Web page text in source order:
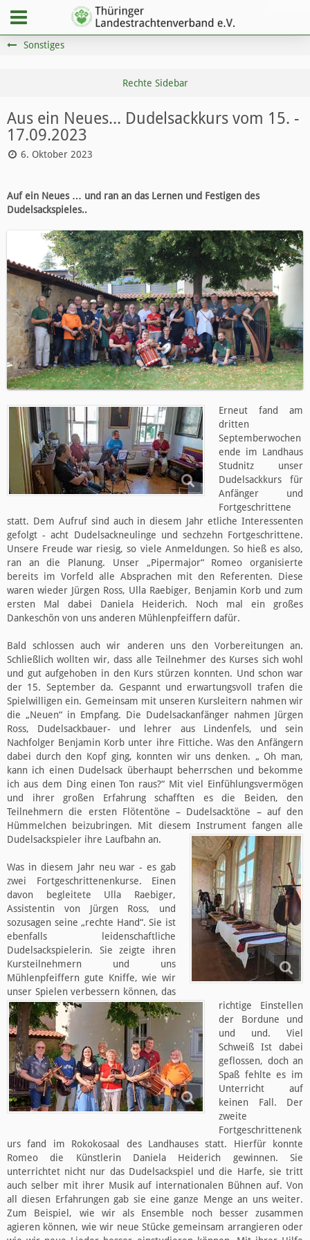
Sonstiges
Aus ein Neues... Dudelsackkurs vom 15. -
17.09.2023
6. Oktober 2023
Auf ein Neues … und ran an das Lernen und Festigen des
Dudelsackspieles..
Erneut fand am
dritten
Septemberwochen
ende im Landhaus
Studnitz unser
Dudelsackkurs für
Anfänger und
Fortgeschrittene
statt. Dem Aufruf sind auch in diesem Jahr etliche Interessenten
gefolgt - acht Dudelsackneulinge und sechzehn Fortgeschrittene.
Unsere Freude war riesig, so viele Anmeldungen. So hieß es also,
ran an die Planung. Unser „Pipermajor“ Romeo organisierte
bereits im Vorfeld alle Absprachen mit den Referenten. Diese
waren wieder Jürgen Ross, Ulla Raebiger, Benjamin Korb und zum
ersten Mal dabei Daniela Heiderich. Noch mal ein großes
Dankeschön von uns anderen Mühlenpfeiffern dafür.
Bald schlossen auch wir anderen uns den Vorbereitungen an.
Schließlich wollten wir, dass alle Teilnehmer des Kurses sich wohl
und gut aufgehoben in den Kurs stürzen konnten. Und schon war
der 15. September da. Gespannt und erwartungsvoll trafen die
Spielwilligen ein. Gemeinsam mit unseren Kursleitern nahmen wir
die „Neuen“ in Empfang. Die Dudelsackanfänger nahmen Jürgen
Ross, Dudelsackbauer- und lehrer aus Lindenfels, und sein
Nachfolger Benjamin Korb unter ihre Fittiche. Was den Anfängern
dabei durch den Kopf ging, konnten wir uns denken. „ Oh man,
kann ich einen Dudelsack überhaupt beherrschen und bekomme
ich aus dem Ding einen Ton raus?“ Mit viel Einfühlungsvermögen
und ihrer großen Erfahrung schafften es die Beiden, den
Teilnehmern die ersten Flötentöne – Dudelsacktöne – auf den
Hümmelchen beizubringen. Mit diesem Instrument fangen alle
Dudelsackspieler ihre Laufbahn an.
Was in diesem Jahr neu war - es gab
zwei Fortgeschrittenenkurse. Einen
davon begleitete Ulla Raebiger,
Assistentin von Jürgen Ross, und
sozusagen seine „rechte Hand“. Sie ist
ebenfalls leidenschaftliche
Dudelsackspielerin. Sie zeigte ihren
Kursteilnehmern und uns
Mühlenpfeiffern gute Kniffe, wie wir
unser Spielen verbessern können, das
richtige Einstellen
der Bordune und
und und. Viel
Schweiß Ist dabei
geflossen, doch an
Spaß fehlte es im
Unterricht auf
keinen Fall. Der
zweite
Fortgeschrittenenk
urs fand im Rokokosaal des Landhauses statt. Hierfür konnte
Romeo die Künstlerin Daniela Heiderich gewinnen. Sie
unterrichtet nicht nur das Dudelsackspiel und die Harfe, sie tritt
auch selber mit ihrer Musik auf internationalen Bühnen auf. Von
all diesen Erfahrungen gab sie eine ganze Menge an uns weiter.
Zum Beispiel, wie wir als Ensemble noch besser zusammen
agieren können, wie wir neue Stücke gemeinsam arrangieren oder